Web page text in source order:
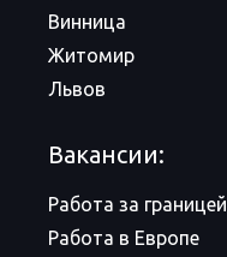
Винница
Житомир
Львов
Вакансии:
Работа за границей
Работа в Европе